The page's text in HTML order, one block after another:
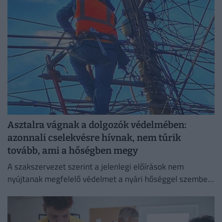
Asztalra vágnak a dolgozók védelmében:
azonnali cselekvésre hívnak, nem tűrik
tovább, ami a hőségben megy
A szakszervezet szerint a jelenlegi előírások nem
nyújtanak megfelelő védelmet a nyári hőséggel szemben,
védelmében.